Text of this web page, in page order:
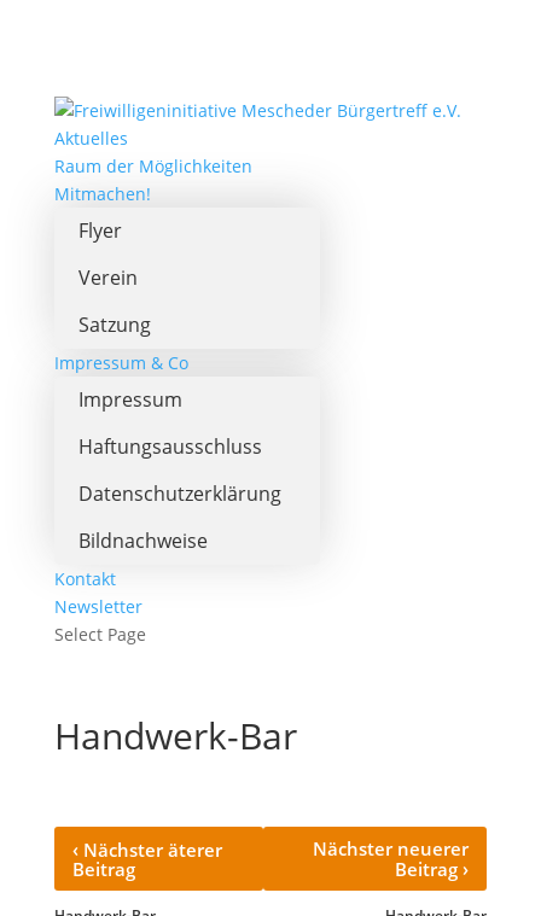
Aktuelles
Raum der Möglichkeiten
Mitmachen!
Flyer
Verein
Satzung
Impressum & Co
Impressum
Haftungsausschluss
Datenschutzerklärung
Bildnachweise
Kontakt
Newsletter
Select Page
Handwerk-Bar
‹Nächster äterer
Beitrag
Nächster neuerer
Beitrag›